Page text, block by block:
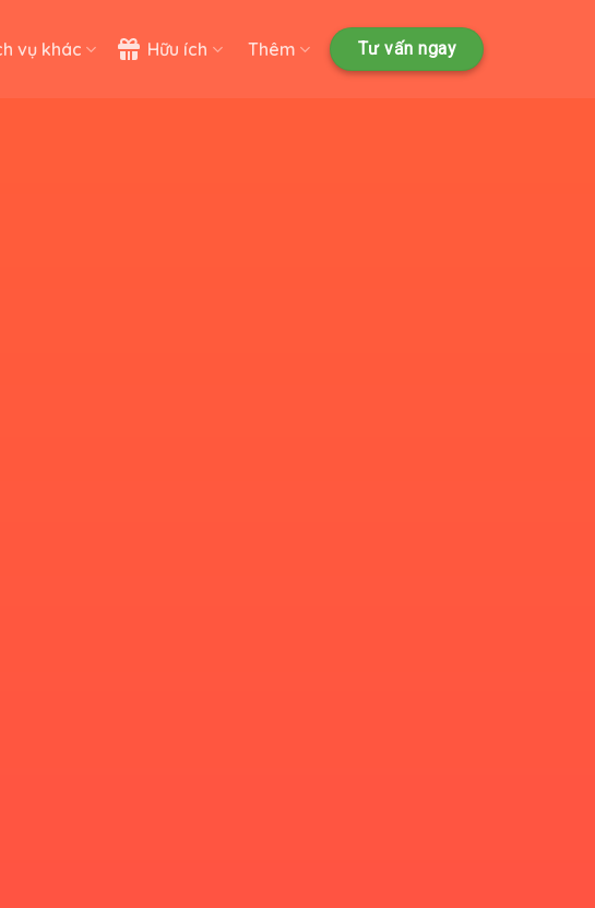
vụ khác Hữu ích Thêm Tư vấn ngay